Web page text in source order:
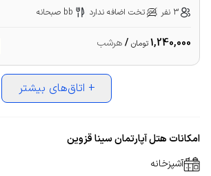
3 نفر
تخت اضافه ندارد bb صبحانه
1,240,000تومان /هرشب
+ اتاق‌های بیشتر
امکانات هتل آپارتمان سینا قزوین
آشپزخانه